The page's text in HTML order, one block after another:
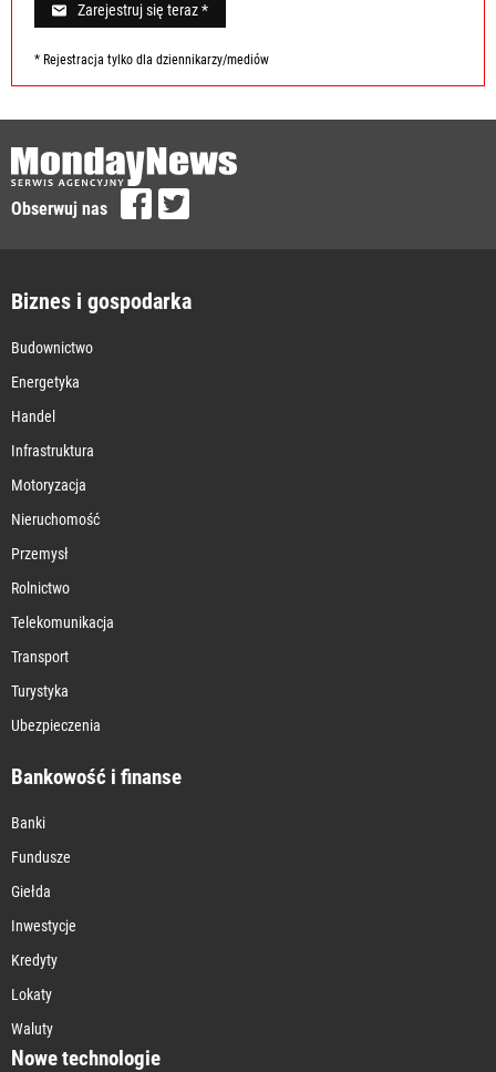
Zarejestruj się teraz *
* Rejestracja tylko dla dziennikarzy/mediów
Obserwuj nas
Biznes i gospodarka
Budownictwo
Energetyka
Handel
Infrastruktura
Motoryzacja
Nieruchomość
Przemysł
Rolnictwo
Telekomunikacja
Transport
Turystyka
Ubezpieczenia
Bankowość i finanse
Banki
Fundusze
Giełda
Inwestycje
Kredyty
Lokaty
Waluty
Nowe technologie